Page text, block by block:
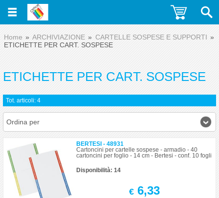
Home ARCHIVIAZIONE
CARTELLE SOSPESE E SUPPORTI
ETICHETTE PER CART. SOSPESE
ETICHETTE PER CART. SOSPESE
Tot. articoli: 4
Ordina per
BERTESI - 48931
Cartoncini per cartelle sospese - armadio - 40
cartoncini per foglio - 14 cm - Bertesi - conf. 10 fogli
Disponibilità: 14
€ 6,33